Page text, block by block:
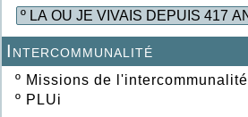
Intercommunalité
º Missions de l'intercommunalité
º PLUi